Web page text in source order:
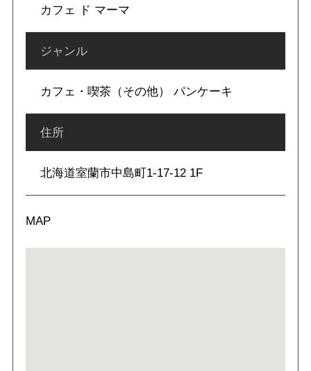
カフェ ド マーマ
ジャンル
カフェ・喫茶（その他） パンケーキ
住所
北海道室蘭市中島町1-17-12 1F
MAP